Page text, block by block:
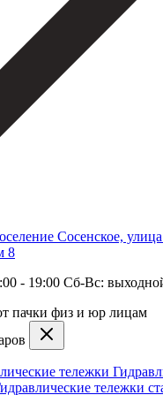
Сосенское,
8
- 19:00 Сб-Вс:
пачки физ и юр лицам